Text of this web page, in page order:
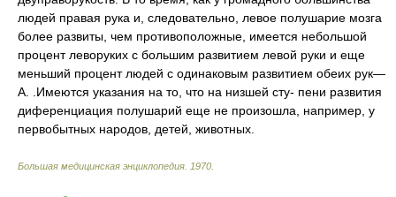
людей правая рука и, следовательно, левое полушарие мозга
более развиты, чем противоположные, имеется небольшой
процент леворуких с большим развитием левой руки и еще
меньший процент людей с одинаковым развитием обеих рук—
А. .Имеются указания на то, что на низшей сту- пени развития
диференциация полушарий еще не произошла, например, у
первобытных народов, детей, животных.
Большая медицинская энциклопедия 1970